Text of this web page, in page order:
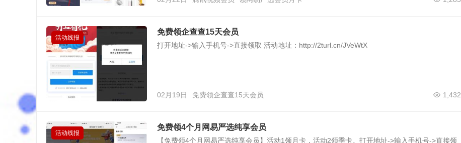
活动线报
免费领企查查15天会员
打开地址->输入手机号->直接领取 活动地址：http://2turl.cn/JVeWtX
02月19日 1,432
免费领企查查15天会员
活动线报
免费领4个月网易严选纯享会员
【免费领4个月网易严选纯享会员】活动1领月卡，活动2领季卡。打开地址->输入手机号->直接领